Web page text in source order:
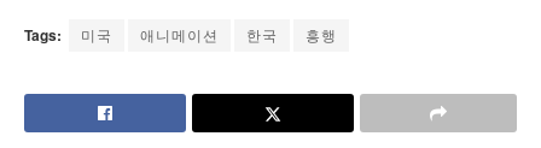
Tags: 미국 애니메이션 한국 흥행